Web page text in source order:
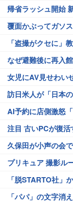
帰省ラッシュ開始
覆面かぶってガソ
「盗撮がクセに」
なぜ避難後に再入
女児にAV見せわい
訪日米人が「日本
AI予約に店側激怒
注目 古いPCが復
久保田が小声の会
プリキュア 撮影ル
「脱STARTO社」
「パパ」の文字消